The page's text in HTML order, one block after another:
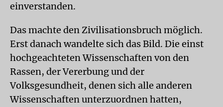
einverstanden.
Das machte den Zivilisationsbruch möglich.
Erst danach wandelte sich das Bild. Die einst
hochgeachteten Wissenschaften von den
Rassen, der Vererbung und der
Volksgesundheit, denen sich alle anderen
Wissenschaften unterzuordnen hatten,